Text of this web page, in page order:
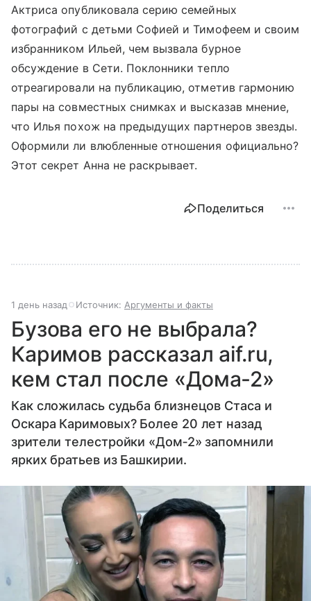
Актриса опубликовала серию семейных
фотографий с детьми Софией и Тимофеем и своим
избранником Ильей, чем вызвала бурное
обсуждение в Сети. Поклонники тепло
отреагировали на публикацию, отметив гармонию
пары на совместных снимках и высказав мнение,
что Илья похож на предыдущих партнеров звезды.
Оформили ли влюбленные отношения официально?
Этот секрет Анна не раскрывает.
Поделиться
1 день назад Источник: Аргументы и факты
Бузова его не выбрала?
Каримов рассказал aif.ru,
кем стал после «Дома‐2»
Как сложилась судьба близнецов Стаса и
Оскара Каримовых? Более 20 лет назад
зрители телестройки «Дом‐2» запомнили
ярких братьев из Башкирии.